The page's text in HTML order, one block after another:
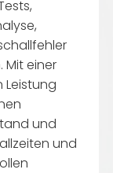
einer
und
und